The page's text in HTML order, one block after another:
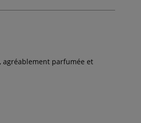
agréablement parfumée et